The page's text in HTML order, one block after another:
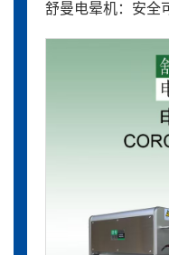
舒曼电晕机：安全